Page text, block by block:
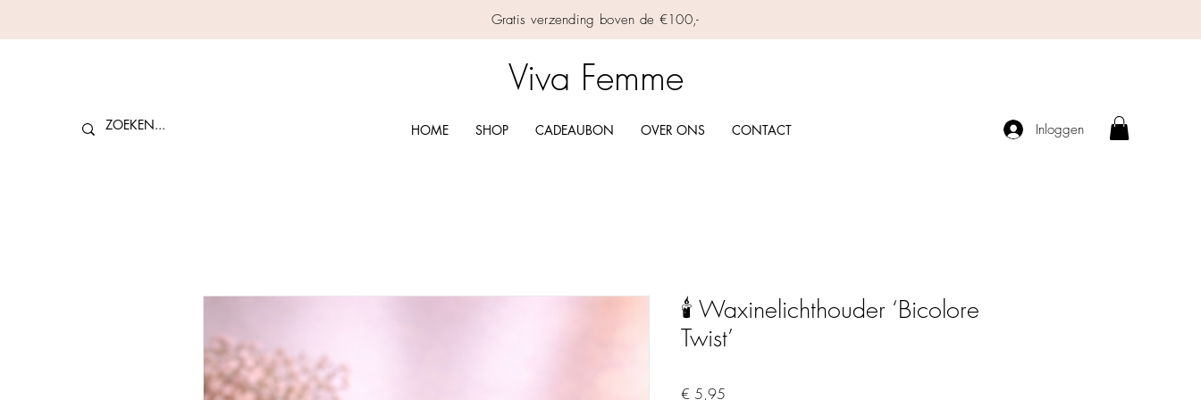
Gratis verzending boven de €100,-
Viva Femme
HOME SHOP CADEAUBON OVER ONS CONTACT Inloggen
🕯️ Waxinelichthouder ‘Bicolore
Twist’
€ 5,95